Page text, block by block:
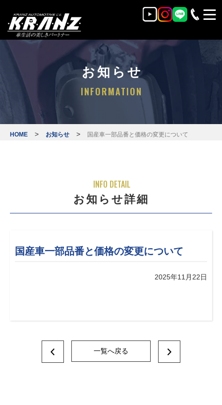
お知らせ
INFORMATION
HOME > お知らせ > 国産車一部品番と価格の変更について
INFO DETAIL
お知らせ詳細
国産車一部品番と価格の変更について
2025年11月22日
一覧へ戻る